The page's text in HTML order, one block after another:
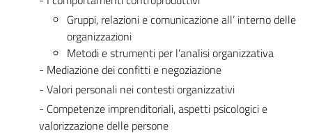
Gruppi, relazioni e comunicazione all’ interno delle
organizzazioni
Metodi e strumenti per l’analisi organizzativa
- Mediazione dei confitti e negoziazione
- Valori personali nei contesti organizzativi
- Competenze imprenditoriali, aspetti psicologici e
valorizzazione delle persone